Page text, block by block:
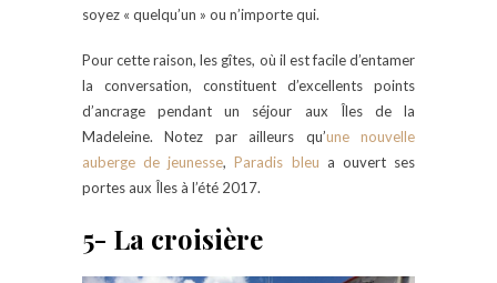
soyez « quelqu’un » ou n’importe qui.
Pour cette raison, les gîtes, où il est facile d’entamer
la conversation, constituent d’excellents points
d’ancrage pendant un séjour aux Îles de la
Madeleine. Notez par ailleurs qu’une nouvelle
auberge de jeunesse,Paradis bleu a ouvert ses
portes aux Îles à l’été 2017.
5- La croisière